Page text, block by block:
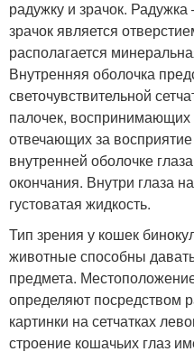
радужку и зрачок.
зрачок является
располагается
Внутренняя оболочка
светочувствительной
палочек, воспринимающих
отвечающих за
внутренней оболочке
окончания. Внутри глаза
густоватая жидкость.
Тип зрения у кошек
животные способны
предмета.
определяют посредством
картинки на сетчатках
строение кошачьих глаз